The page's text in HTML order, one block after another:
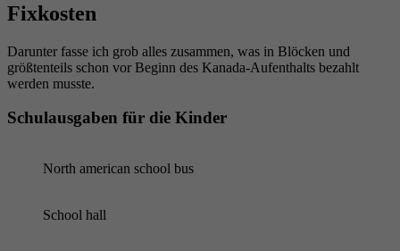
Fixkosten
Darunter fasse ich grob alles zusammen, was in Blöcken und
größtenteils schon vor Beginn des Kanada-Aufenthalts bezahlt
werden musste.
Schulausgaben für die Kinder
North american school bus
School hall